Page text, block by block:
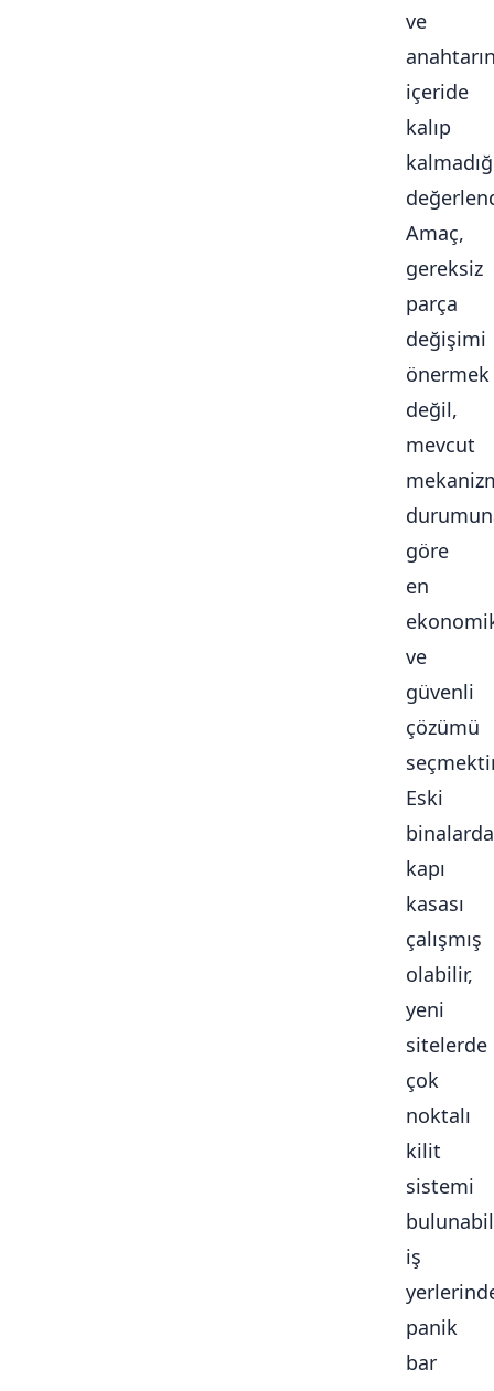
ve
içeride
kalıp
Amaç,
gereksiz
parça
değişimi
önermek
değil,
mevcut
göre
en
ve
güvenli
çözümü
Eski
binalarda
kapı
kasası
çalışmış
olabilir,
yeni
sitelerde
çok
noktalı
kilit
sistemi
iş
panik
bar